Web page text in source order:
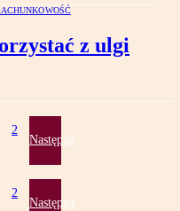
z ulgi
2
Następna
2
Następna